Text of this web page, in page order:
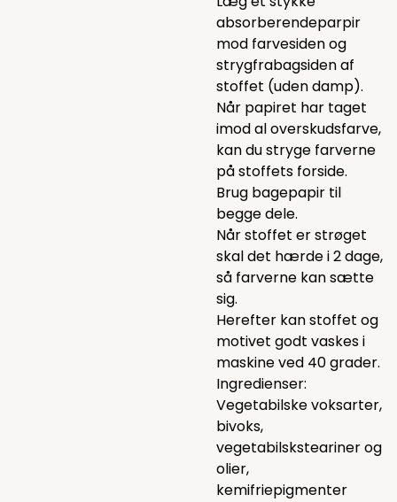
absorberendeparpir
mod farvesiden og
strygfrabagsiden af
stoffet (uden damp).
Når papiret har taget
imod al overskudsfarve,
kan du stryge farverne
på stoffets forside.
Brug bagepapir til
begge dele.
Når stoffet er strøget
skal det hærde i 2 dage,
så farverne kan sætte
sig.
Herefter kan stoffet og
motivet godt vaskes i
maskine ved 40 grader.
Ingredienser:
Vegetabilske voksarter,
bivoks,
vegetabilsksteariner og
olier,
kemifriepigmenter